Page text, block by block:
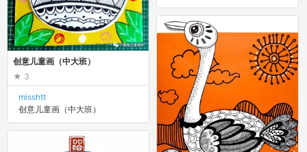
创意儿童画（中大班）
3
misshtt
创意儿童画（中大班）